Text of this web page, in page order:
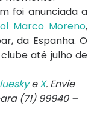
foi anunciada a
Marco Moreno,
da Espanha. O
até julho de
eX. Envie
(71) 99940 –